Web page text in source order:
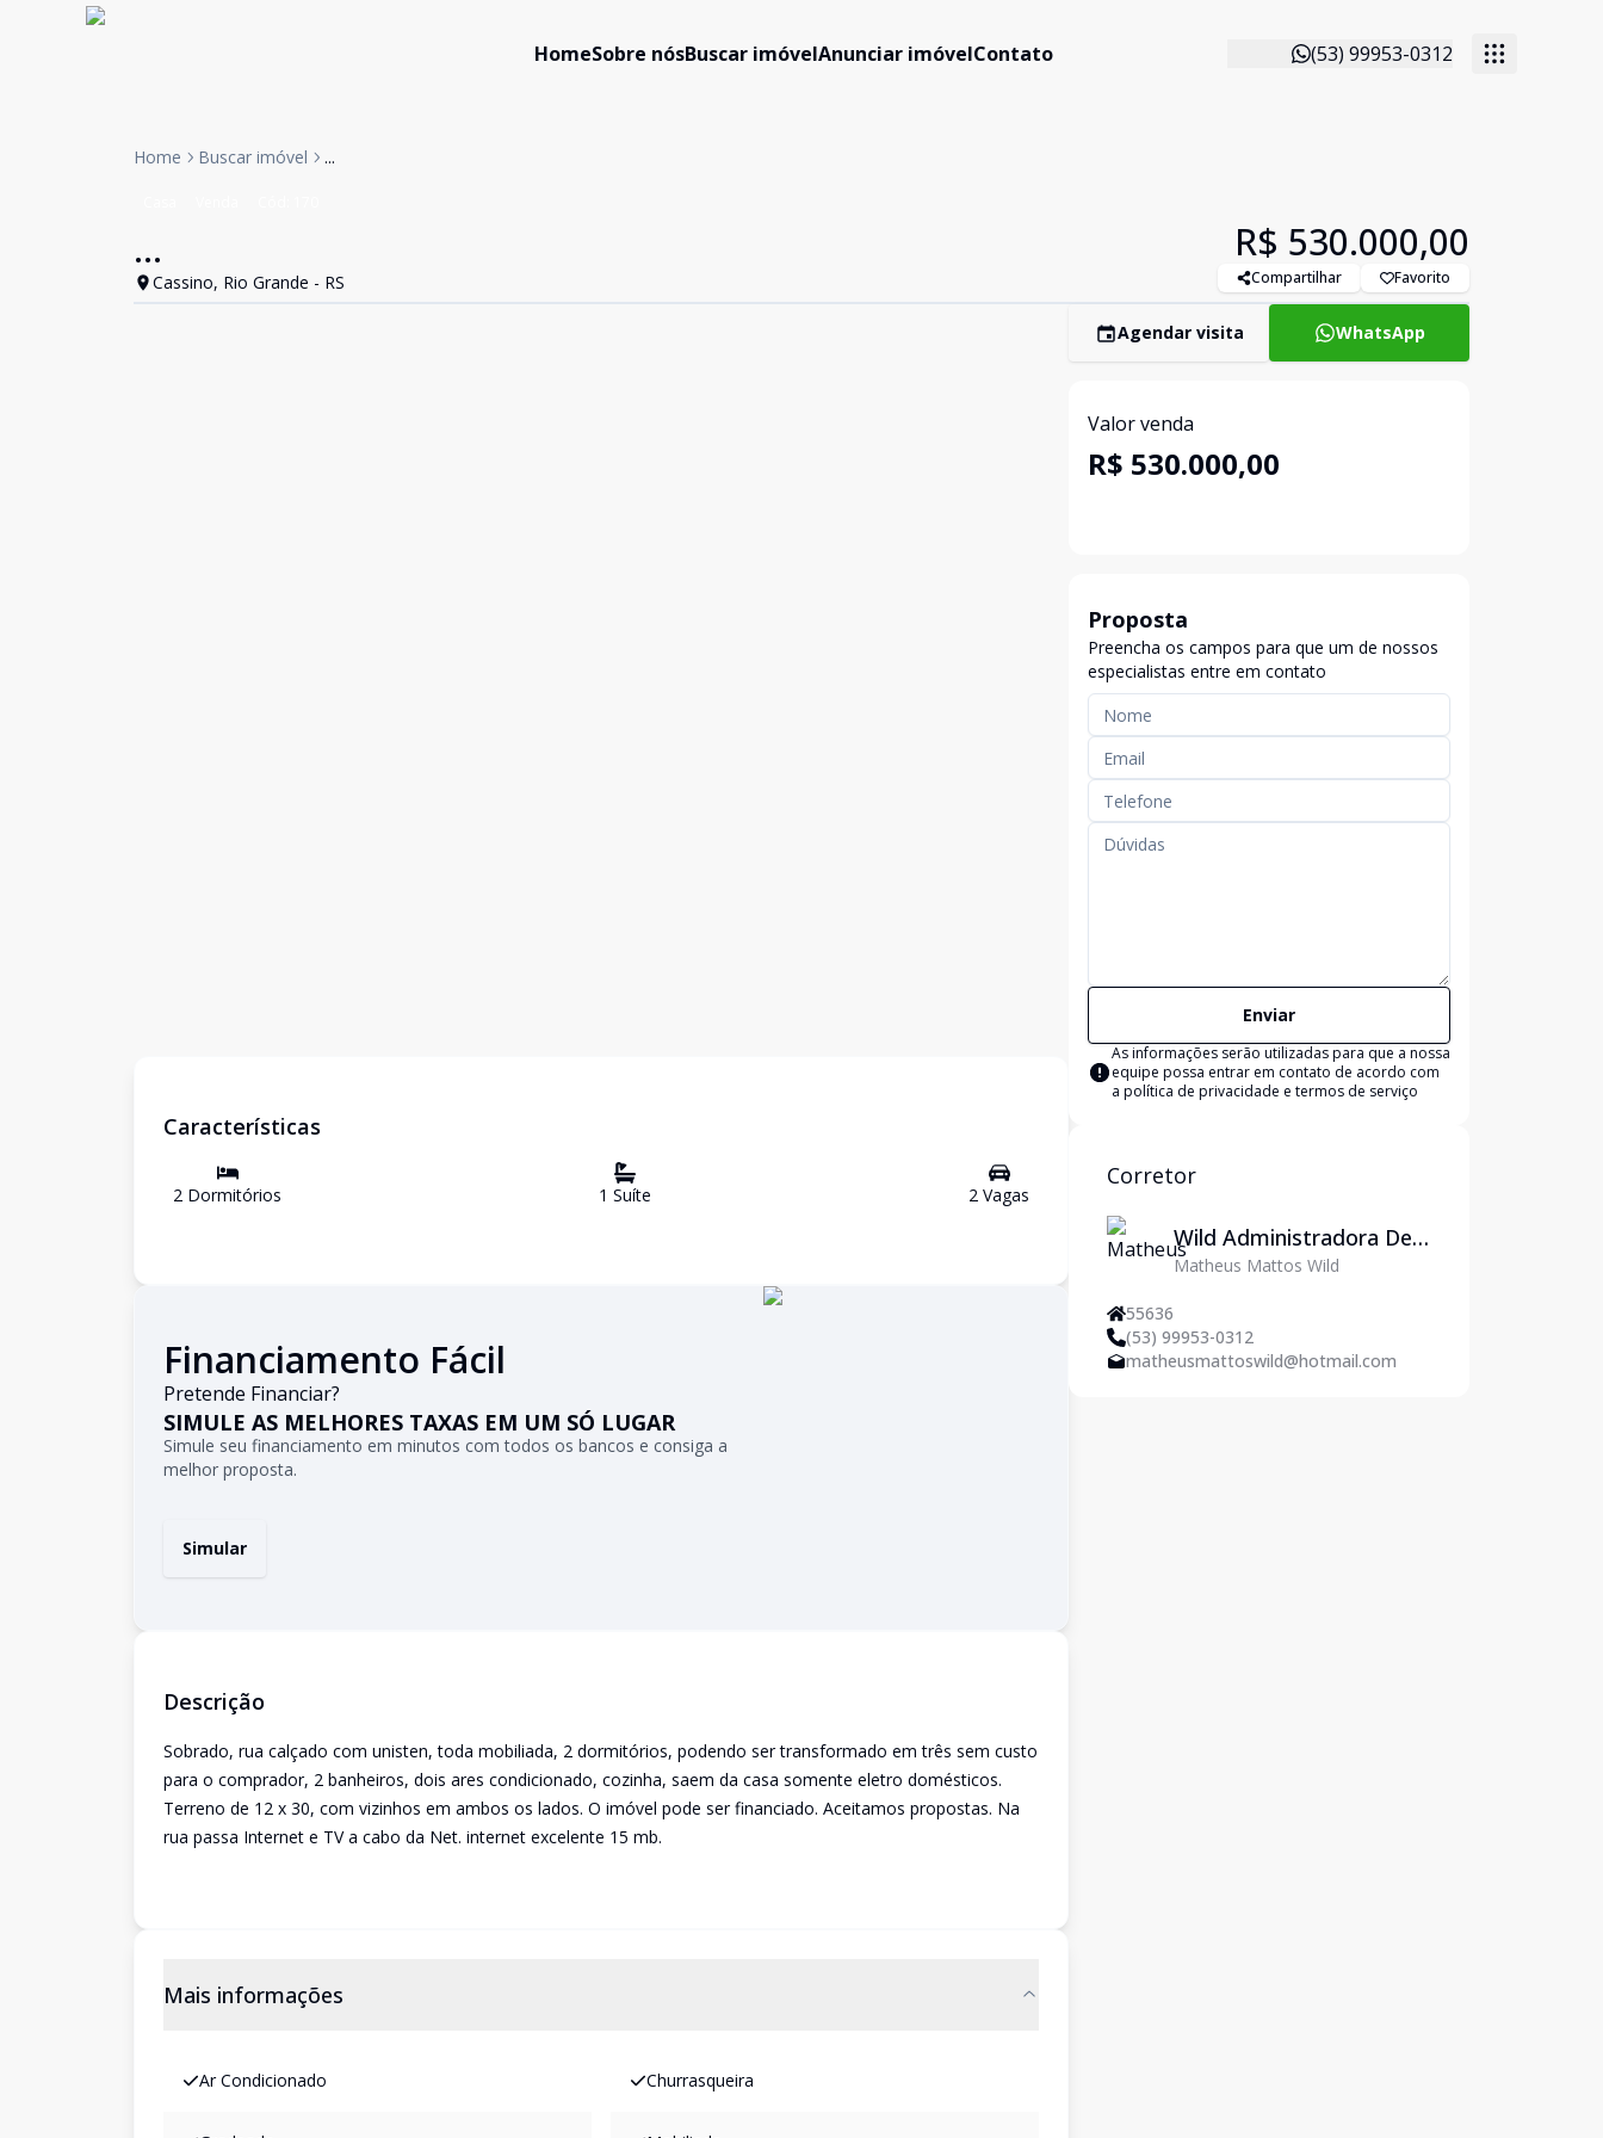
HomeSobre nósBuscar imóvelAnunciar imóvelContato (53) 99953-0312
Home Buscar imóvel ...
...
Cassino, Rio Grande - RS
R$ 530.000,00
Compartilhar Favorito
Características
2 Dormitórios 1 Suíte 2 Vagas
Financiamento Fácil
Pretende Financiar?
SIMULE AS MELHORES TAXAS EM UM SÓ LUGAR
Simule seu financiamento em minutos com todos os bancos e consiga a
melhor proposta.
Simular
Descrição
Sobrado, rua calçado com unisten, toda mobiliada, 2 dormitórios, podendo ser transformado em três sem custo
para o comprador, 2 banheiros, dois ares condicionado, cozinha, saem da casa somente eletro domésticos.
Terreno de 12 x 30, com vizinhos em ambos os lados. O imóvel pode ser financiado. Aceitamos propostas. Na
rua passa Internet e TV a cabo da Net. internet excelente 15 mb.
Mais informações
Ar Condicionado Churrasqueira
Agendar visita WhatsApp
Valor venda
R$ 530.000,00
Proposta
Preencha os campos para que um de nossos
especialistas entre em contato
Enviar
As informações serão utilizadas para que a nossa
equipe possa entrar em contato de acordo com
a política de privacidade e termos de serviço
Corretor
Wild Administradora De
Imóveis Ltda
Matheus Mattos Wild
55636
(53) 99953-0312
matheusmattoswild@hotmail.com